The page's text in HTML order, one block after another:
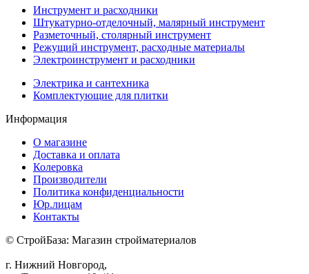
Инструмент и расходники
Штукатурно-отделочный, малярный инструмент
Разметочный, столярный инструмент
Режущий инструмент, расходные материалы
Электроинструмент и расходники
Электрика и сантехника
Комплектующие для плитки
Информация
О магазине
Доставка и оплата
Колеровка
Производители
Политика конфиденциальности
Юр.лицам
Контакты
© СтройБаза: Магазин стройматериалов
г. Нижний Новгород,